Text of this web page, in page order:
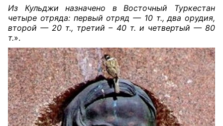
Из Кульджи назначено в Восточный Туркестан
четыре отряда: первый отряд — 10 т., два орудия,
второй — 20 т., третий – 40 т. и четвертый — 80
т.».